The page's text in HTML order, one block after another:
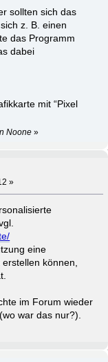
sollten sich das
z. B. einen
das Programm
dabei
mit “Pixel
Noone »
»
eine
können,
im Forum wieder
war das nur?).